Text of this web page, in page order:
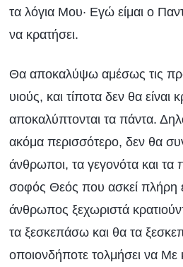
τα λόγια Μου· Εγώ είμαι ο
να κρατήσει.
Θα αποκαλύψω αμέσως τις
υιούς, και τίποτα δεν θα
αποκαλύπτονται τα πάντα.
ακόμα περισσότερο, δεν θα
άνθρωποι, τα γεγονότα και τα
σοφός Θεός που ασκεί πλήρη
άνθρωπος ξεχωριστά
τα ξεσκεπάσω και θα τα
οποιονδήποτε τολμήσει να